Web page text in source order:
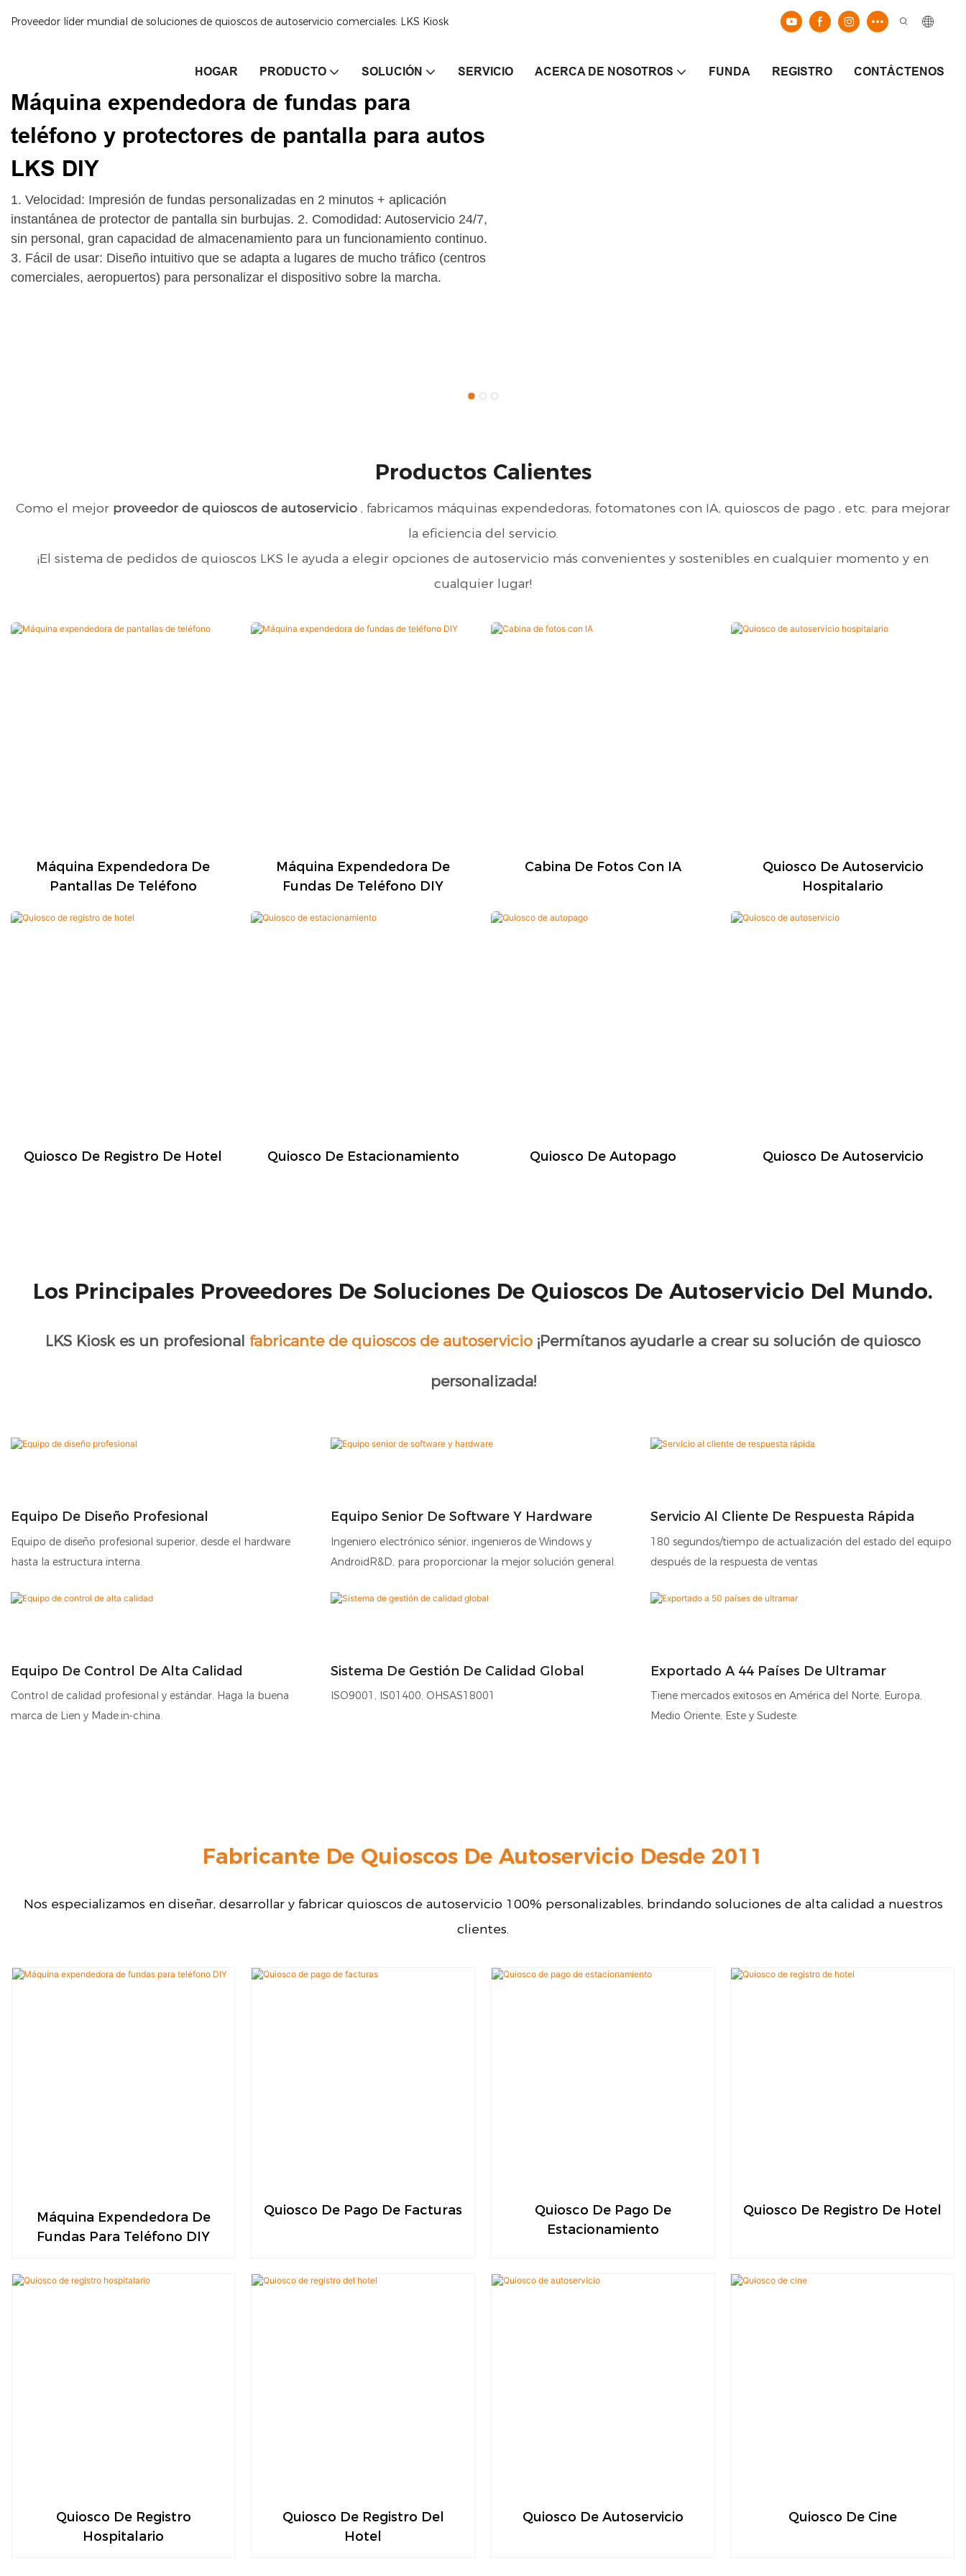
Proveedor líder mundial de soluciones de quioscos de autoservicio comerciales: LKS Kiosk
HOGAR PRODUCTO SOLUCIÓN SERVICIO ACERCA DE NOSOTROS FUNDA REGISTRO CONTÁCTENOS
Máquina expendedora de fundas para
teléfono y protectores de pantalla para autos
LKS DIY
1. Velocidad: Impresión de fundas personalizadas en 2 minutos + aplicación
instantánea de protector de pantalla sin burbujas. 2. Comodidad: Autoservicio 24/7,
sin personal, gran capacidad de almacenamiento para un funcionamiento continuo.
3. Fácil de usar: Diseño intuitivo que se adapta a lugares de mucho tráfico (centros
comerciales, aeropuertos) para personalizar el dispositivo sobre la marcha.
Productos Calientes
Como el mejor proveedor de quioscos de autoservicio , fabricamos máquinas expendedoras, fotomatones con IA, quioscos de pago , etc. para mejorar
la eficiencia del servicio.
¡El sistema de pedidos de quioscos LKS le ayuda a elegir opciones de autoservicio más convenientes y sostenibles en cualquier momento y en
cualquier lugar!
Máquina Expendedora De
Pantallas De Teléfono
Máquina Expendedora De
Fundas De Teléfono DIY
Cabina De Fotos Con IA
Quiosco De Autoservicio
Hospitalario
Quiosco De Registro De Hotel Quiosco De Estacionamiento Quiosco De Autopago Quiosco De Autoservicio
Los Principales Proveedores De Soluciones De Quioscos De Autoservicio Del Mundo.
LKS Kiosk es un profesional fabricante de quioscos de autoservicio ¡Permítanos ayudarle a crear su solución de quiosco
personalizada!
Equipo De Diseño Profesional
Equipo de diseño profesional superior, desde el hardware
hasta la estructura interna.
Equipo Senior De Software Y Hardware
Ingeniero electrónico sénior, ingenieros de Windows y
AndroidR&D, para proporcionar la mejor solución general.
Servicio Al Cliente De Respuesta Rápida
180 segundos/tiempo de actualización del estado del equipo
después de la respuesta de ventas
Equipo De Control De Alta Calidad
Control de calidad profesional y estándar. Haga la buena
marca de Lien y Made.in-china.
Sistema De Gestión De Calidad Global
ISO9001, IS01400, OHSAS18001
Exportado A 48 Países De Ultramar
Tiene mercados exitosos en América del Norte, Europa,
Medio Oriente, Este y Sudeste.
Fabricante De Quioscos De Autoservicio Desde 2011
Nos especializamos en diseñar, desarrollar y fabricar quioscos de autoservicio 100% personalizables, brindando soluciones de alta calidad a nuestros
clientes.
Máquina Expendedora De
Fundas Para Teléfono DIY
Quiosco De Pago De Facturas
Quiosco De Pago De
Estacionamiento
Quiosco De Registro De Hotel
Quiosco De Registro
Hospitalario
Quiosco De Registro Del
Hotel
Quiosco De Autoservicio Quiosco De Cine